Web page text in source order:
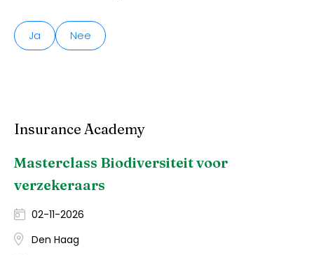
Ja Nee
Insurance Academy
Masterclass Biodiversiteit voor
verzekeraars
02-11-2026
Den Haag